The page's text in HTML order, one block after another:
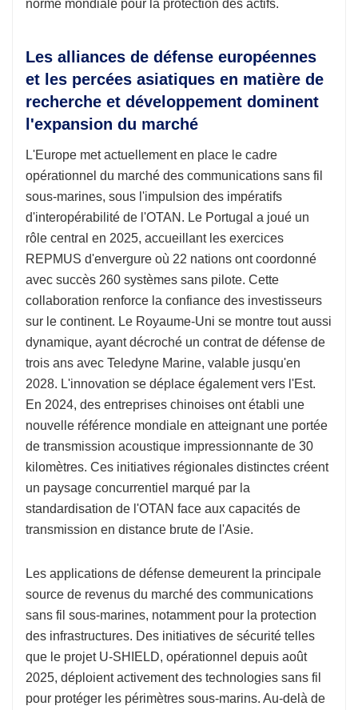
norme mondiale pour la protection des actifs.
Les alliances de défense européennes
et les percées asiatiques en matière de
recherche et développement dominent
l'expansion du marché
L'Europe met actuellement en place le cadre
opérationnel du marché des communications sans fil
sous-marines, sous l'impulsion des impératifs
d'interopérabilité de l'OTAN. Le Portugal a joué un
rôle central en 2025, accueillant les exercices
REPMUS d'envergure où 22 nations ont coordonné
avec succès 260 systèmes sans pilote. Cette
collaboration renforce la confiance des investisseurs
sur le continent. Le Royaume-Uni se montre tout aussi
dynamique, ayant décroché un contrat de défense de
trois ans avec Teledyne Marine, valable jusqu'en
2028. L'innovation se déplace également vers l'Est.
En 2024, des entreprises chinoises ont établi une
nouvelle référence mondiale en atteignant une portée
de transmission acoustique impressionnante de 30
kilomètres. Ces initiatives régionales distinctes créent
un paysage concurrentiel marqué par la
standardisation de l'OTAN face aux capacités de
transmission en distance brute de l'Asie.
Les applications de défense demeurent la principale
source de revenus du marché des communications
sans fil sous-marines, notamment pour la protection
des infrastructures. Des initiatives de sécurité telles
que le projet U-SHIELD, opérationnel depuis août
2025, déploient activement des technologies sans fil
pour protéger les périmètres sous-marins. Au-delà de